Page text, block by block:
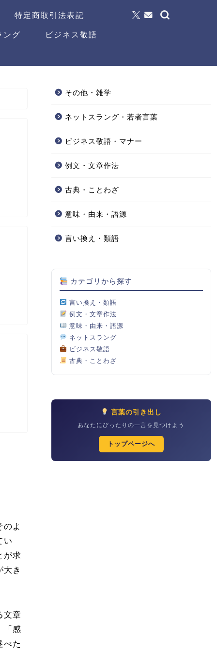
特定商取引法表記
ング
ビジネス敬語
よ
い
が求
大き
文章
「感
べた
その他・雑学
ネットスラング・若者言葉
ビジネス敬語・マナー
例文・文章作法
古典・ことわざ
意味・由来・語源
言い換え・類語
カテゴリから探す
言い換え・類語
例文・文章作法
意味・由来・語源
ネットスラング
ビジネス敬語
古典・ことわざ
言葉の引き出し
あなたにぴったりの一言を見つけよう
トップページへ